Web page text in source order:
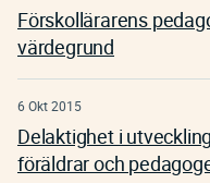
Förskollärarens
värdegrund
6 Okt 2015
Delaktighet i
föräldrar och